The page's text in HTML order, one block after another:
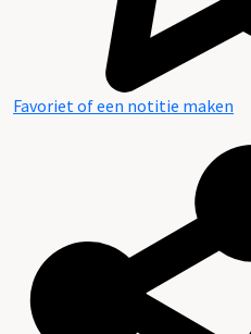
Favoriet of een notitie maken